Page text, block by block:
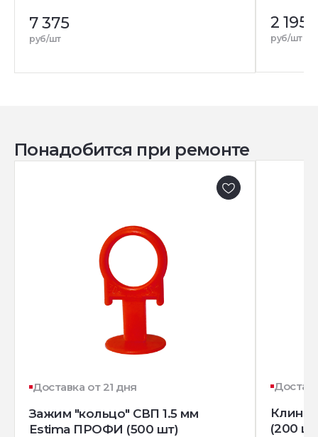
7 375
руб/шт
2 195
руб/шт
Понадобится при ремонте
Доставка от 21 дня
Зажим "кольцо" СВП 1.5 мм
Estima ПРОФИ (500 шт)
Клин
(200